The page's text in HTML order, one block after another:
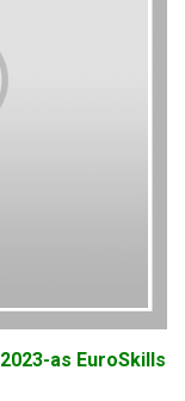
as EuroSkills